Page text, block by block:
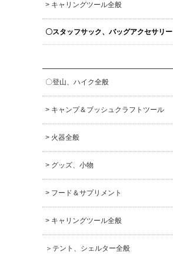
> キャリングツール全般
〇スタッフサック、バッグアクセサリー
〇登山、ハイク全般
> キャンプ＆ブッシュクラフトツール
> 火器全般
> グッズ、小物
> フード＆サプリメント
> キャリングツール全般
＞テント、シェルター全般